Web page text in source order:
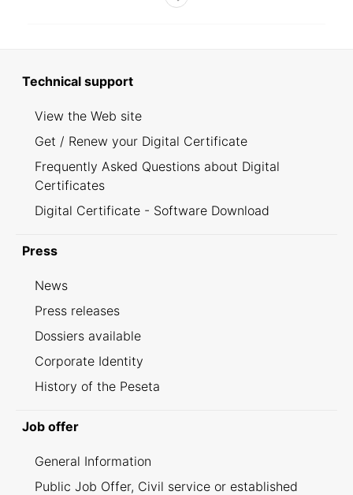
Technical support
View the Web site
Get / Renew your Digital Certificate
Frequently Asked Questions about Digital
Certificates
Digital Certificate - Software Download
Press
News
Press releases
Dossiers available
Corporate Identity
History of the Peseta
Job offer
General Information
Public Job Offer, Civil service or established